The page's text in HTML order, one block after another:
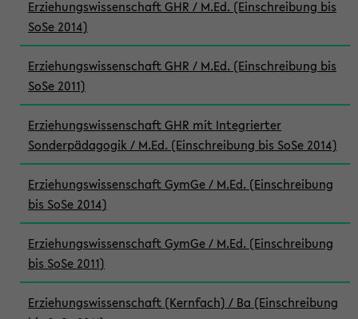
Erziehungswissenschaft GHR / M.Ed. (Einschreibung bis
SoSe 2014)
Erziehungswissenschaft GHR / M.Ed. (Einschreibung bis
SoSe 2011)
Erziehungswissenschaft GHR mit Integrierter
Sonderpädagogik / M.Ed. (Einschreibung bis SoSe 2014)
Erziehungswissenschaft GymGe / M.Ed. (Einschreibung
bis SoSe 2014)
Erziehungswissenschaft GymGe / M.Ed. (Einschreibung
bis SoSe 2011)
Erziehungswissenschaft (Kernfach) / Ba (Einschreibung